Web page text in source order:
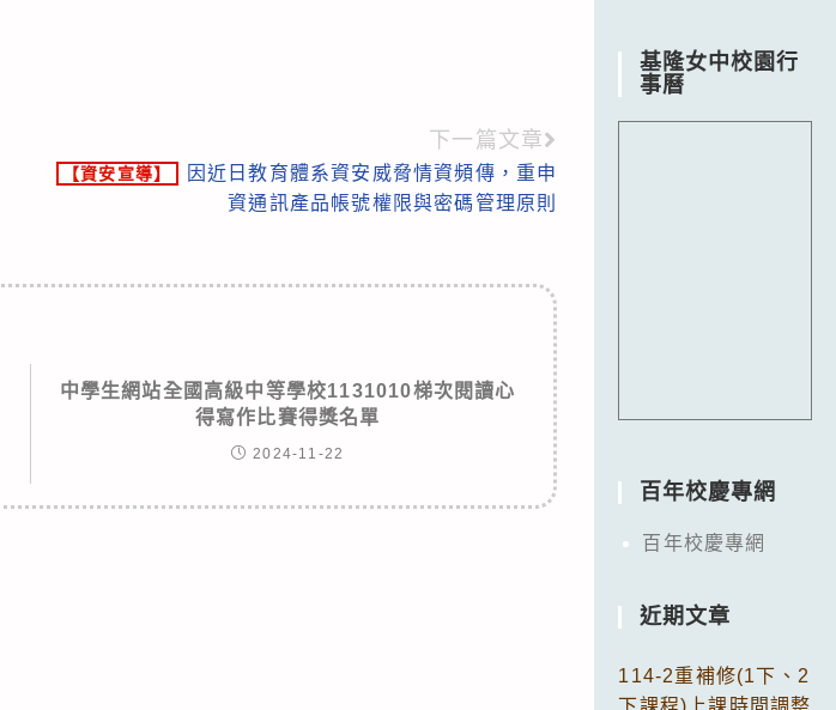
下一篇文章
【資安宣導】
因近日教育體系資安威脅情資頻傳，重申
資通訊產品帳號權限與密碼管理原則
中學生網站全國高級中等學校1131010梯次閱讀心
得寫作比賽得獎名單
2024-11-22
基隆女中校園行
事曆
百年校慶專網
百年校慶專網
近期文章
114-2重補修(1下、2
下課程)上課時間調整